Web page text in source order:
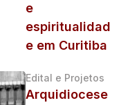
e
espiritualidad
e em Curitiba
Edital e Projetos
Arquidiocese